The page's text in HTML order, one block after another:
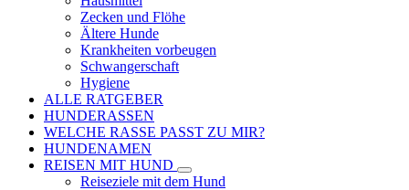
Zecken und Flöhe
Ältere Hunde
Krankheiten vorbeugen
Schwangerschaft
Hygiene
ALLE RATGEBER
HUNDERASSEN
WELCHE RASSE PASST ZU MIR?
HUNDENAMEN
REISEN MIT HUND
Reiseziele mit dem Hund